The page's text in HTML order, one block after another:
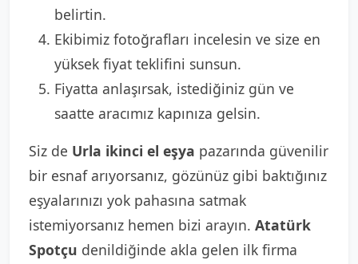
belirtin.
Ekibimiz fotoğrafları incelesin ve size en
yüksek fiyat teklifini sunsun.
Fiyatta anlaşırsak, istediğiniz gün ve
saatte aracımız kapınıza gelsin.
Siz de Urla ikinci el eşya pazarında güvenilir
bir esnaf arıyorsanız, gözünüz gibi baktığınız
eşyalarınızı yok pahasına satmak
istemiyorsanız hemen bizi arayın. Atatürk
Spotçu denildiğinde akla gelen ilk firma